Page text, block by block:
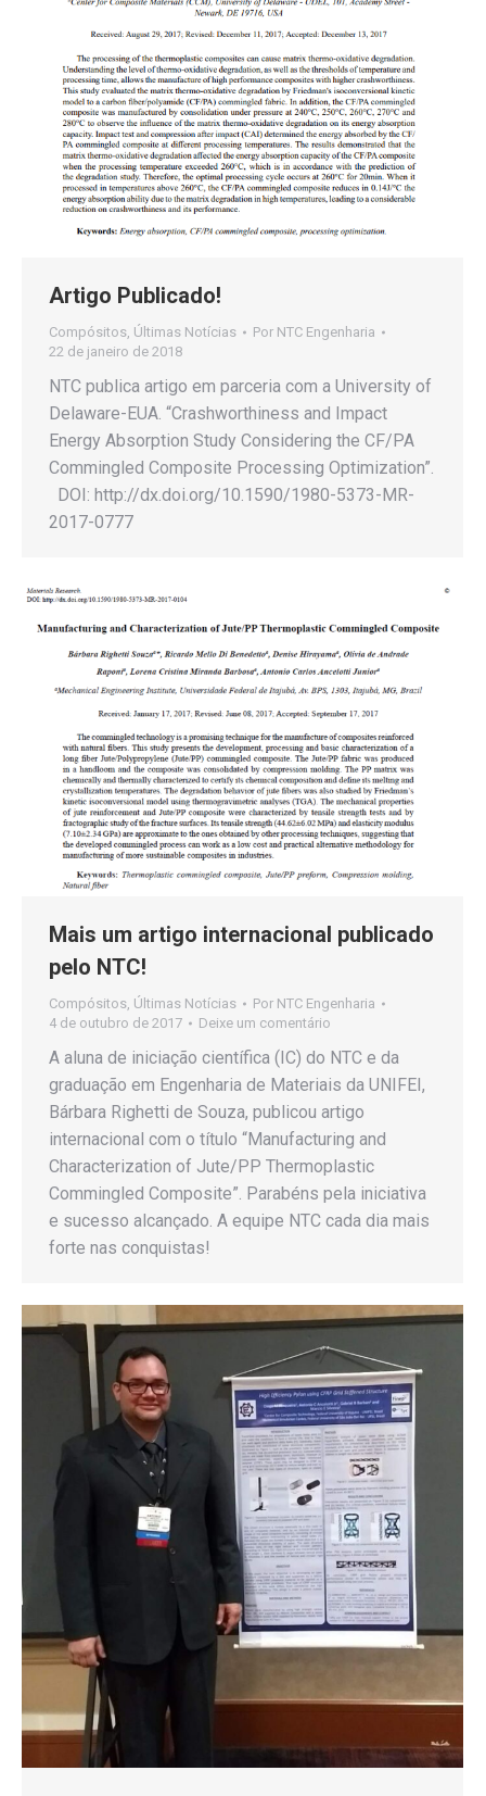
Artigo Publicado!
Compósitos, Últimas Notícias Por NTC Engenharia
22 de janeiro de 2018
NTC publica artigo em parceria com a University of
Delaware-EUA. “Crashworthiness and Impact
Energy Absorption Study Considering the CF/PA
Commingled Composite Processing Optimization”.
DOI: http://dx.doi.org/10.1590/1980-5373-MR-
2017-0777
Mais um artigo internacional publicado
pelo NTC!
Compósitos Últimas Notícias Por NTC Engenharia
4 de outubro de 2017
Deixe um comentário
A aluna de iniciação científica (IC) do NTC e da
graduação em Engenharia de Materiais da UNIFEI,
Bárbara Righetti de Souza, publicou artigo
internacional com o título “Manufacturing and
Characterization of Jute/PP Thermoplastic
Commingled Composite”. Parabéns pela iniciativa
e sucesso alcançado. A equipe NTC cada dia mais
forte nas conquistas!